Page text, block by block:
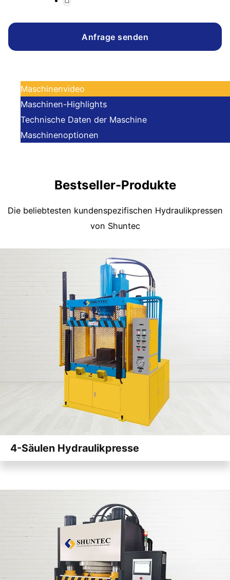
Anfrage senden
Maschinenvideo
Maschinen-Highlights
Technische Daten der Maschine
Maschinenoptionen
Bestseller-Produkte
Die beliebtesten kundenspezifischen Hydraulikpressen
von Shuntec
4-Säulen Hydraulikpresse